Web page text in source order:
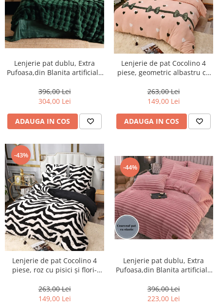
Lenjerie pat dublu, Extra
Pufoasa,din Blanita artificiala
396,00 Lei
304,00 Lei
ADAUGA IN COS
Lenjerie de pat Cocolino 4
piese, geometric albastru cu
263,00 Lei
149,00 Lei
ADAUGA IN COS
-43%
Lenjerie de pat Cocolino 4
piese, roz cu pisici și flori-
263,00 Lei
149,00 Lei
-44%
Lenjerie pat dublu, Extra
Pufoasa,din Blanita artificiala
396,00 Lei
223,00 Lei